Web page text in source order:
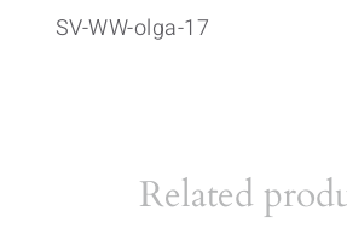
SV-WW-olga-17
Related